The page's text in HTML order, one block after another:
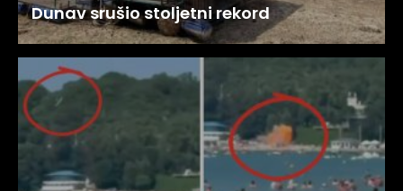
Dunav srušio stoljetni rekord